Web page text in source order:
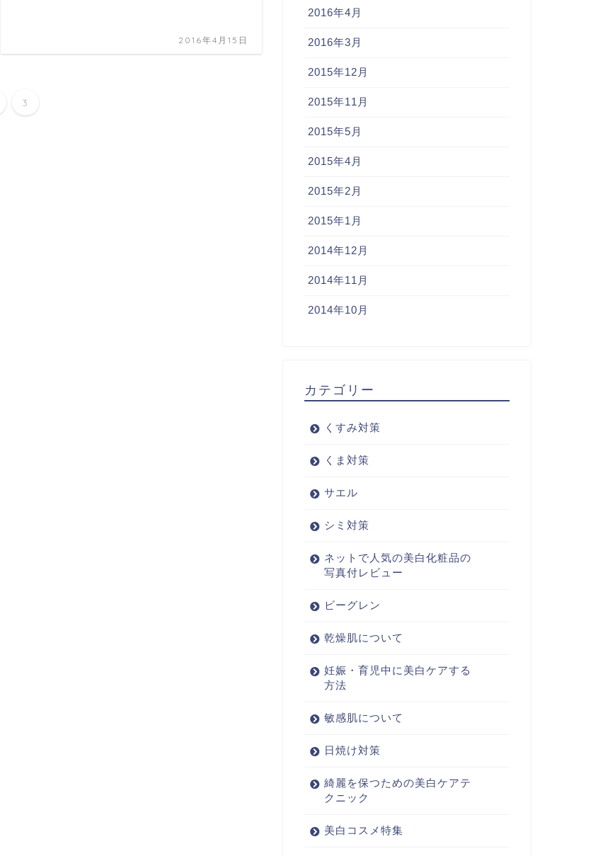
2016年4月15日
3
2016年4月
2016年3月
2015年12月
2015年11月
2015年5月
2015年4月
2015年2月
2015年1月
2014年12月
2014年11月
2014年10月
カテゴリー
くすみ対策
くま対策
サエル
シミ対策
ネットで人気の美白化粧品の
写真付レビュー
ビーグレン
乾燥肌について
妊娠・育児中に美白ケアする
方法
敏感肌について
日焼け対策
綺麗を保つための美白ケアテ
クニック
美白コスメ特集